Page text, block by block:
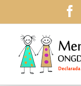
content